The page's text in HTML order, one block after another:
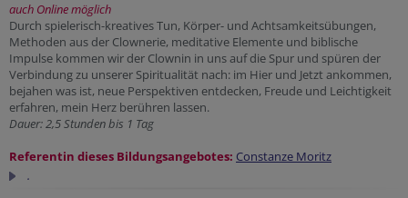
auch Online möglich
Durch spielerisch-kreatives Tun, Körper- und Achtsamkeitsübungen,
Methoden aus der Clownerie, meditative Elemente und biblische
Impulse kommen wir der Clownin in uns auf die Spur und spüren der
Verbindung zu unserer Spiritualität nach: im Hier und Jetzt ankommen,
bejahen was ist, neue Perspektiven entdecken, Freude und Leichtigkeit
erfahren, mein Herz berühren lassen.
Dauer: 2,5 Stunden bis 1 Tag
Referentin dieses Bildungsangebotes: Constanze Moritz
.